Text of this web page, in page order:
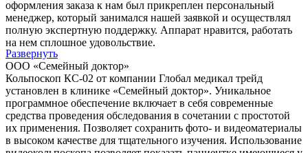
оформления заказа к нам был прикреплен персональный
менеджер, который занимался нашей заявкой и осуществлял
полную экспертную поддержку. Аппарат нравится, работать
на нем сплошное удовольствие.
Развернуть
ООО «Семейный доктор»
Кольпоскоп КС-02 от компании Глобал медикал трейд
установлен в клинике «Семейный доктор». Уникальное
программное обеспечение включает в себя современные
средства проведения обследования в сочетании с простотой
их применения. Позволяет сохранить фото- и видеоматериалы
в высоком качестве для тщательного изучения. Использование